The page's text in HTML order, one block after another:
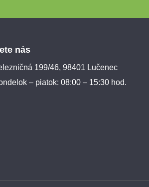
nás
199/46, 98401 Lučenec
– piatok: 08:00 – 15:30 hod.